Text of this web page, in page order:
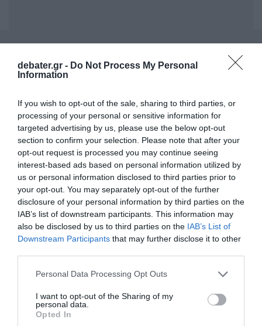
debater.gr - Do Not Process My Personal
Information
If you wish to opt-out of the sale, sharing to third parties, or
processing of your personal or sensitive information for
targeted advertising by us, please use the below opt-out
section to confirm your selection. Please note that after your
opt-out request is processed you may continue seeing
interest-based ads based on personal information utilized by
us or personal information disclosed to third parties prior to
your opt-out. You may separately opt-out of the further
disclosure of your personal information by third parties on the
IAB’s list of downstream participants. This information may
also be disclosed by us to third parties on the IAB’s List of
Downstream Participants that may further disclose it to other
Please note that this website/app uses one or more Google
not limited to your visit or usage behaviour. You may click to
grant or deny consent to Google and its third-party tags to
use your data for below specified purposes in below Google
Personal Data Processing Opt Outs
I want to opt-out of the Sharing of my
personal data.
Opted In